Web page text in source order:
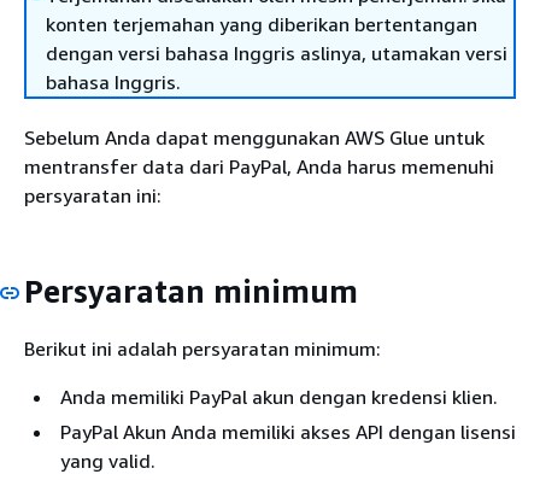
konten terjemahan yang diberikan bertentangan
dengan versi bahasa Inggris aslinya, utamakan versi
bahasa Inggris.
Sebelum Anda dapat menggunakan AWS Glue untuk
mentransfer data dari PayPal, Anda harus memenuhi
persyaratan ini:
Persyaratan minimum
Berikut ini adalah persyaratan minimum:
Anda memiliki PayPal akun dengan kredensi klien.
PayPal Akun Anda memiliki akses API dengan lisensi
yang valid.